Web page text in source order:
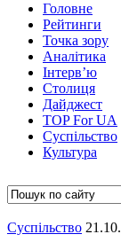
Головне
Рейтинги
Точка зору
Аналітика
Інтерв’ю
Столиця
Дайджест
TOP For UA
Суспiльство
Культура
Суспiльство